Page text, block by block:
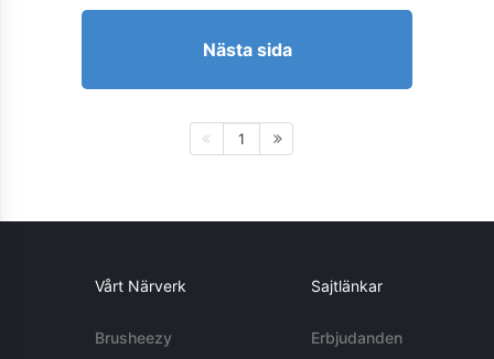
Nästa sida
1
Vårt Närverk
Brusheezy
Sajtlänkar
Erbjudanden